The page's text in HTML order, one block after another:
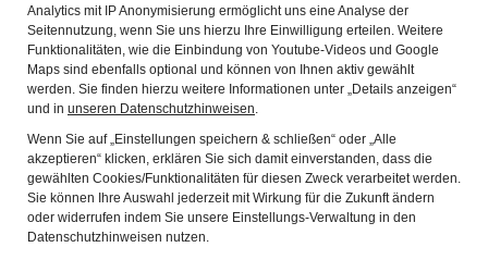
Analytics mit IP Anonymisierung ermöglicht uns eine Analyse der
Seitennutzung, wenn Sie uns hierzu Ihre Einwilligung erteilen. Weitere
Funktionalitäten, wie die Einbindung von Youtube-Videos und Google
Maps sind ebenfalls optional und können von Ihnen aktiv gewählt
werden. Sie finden hierzu weitere Informationen unter „Details anzeigen“
und in unseren Datenschutzhinweisen.
Wenn Sie auf „Einstellungen speichern & schließen“ oder „Alle
akzeptieren“ klicken, erklären Sie sich damit einverstanden, dass die
gewählten Cookies/Funktionalitäten für diesen Zweck verarbeitet werden.
Sie können Ihre Auswahl jederzeit mit Wirkung für die Zukunft ändern
oder widerrufen indem Sie unsere Einstellungs-Verwaltung in den
Datenschutzhinweisen nutzen.
Im heutigen Unterfranken lebten um 1800 rund 13.000
„Schutzjuden“ in 146 Ortschaften, davon 71 Prozent auf
Territorien der Reichsritterschaft*. Diese Grundherren erlaubten
die Ansiedlung von Juden nicht nur aus Nächstenliebe. Sie bot
neben wirtschaftlichen Vorteilen (u.a. höhere Steuern und
Zusatzabgaben für Juden) auch die Möglichkeit, gegenüber
größeren Territorialherren politische Unabhängigkeit zu
demonstrieren. Durch die Aufnahme von Juden wurde zudem
die Zahl der Steuerpflichtigen erhöht.